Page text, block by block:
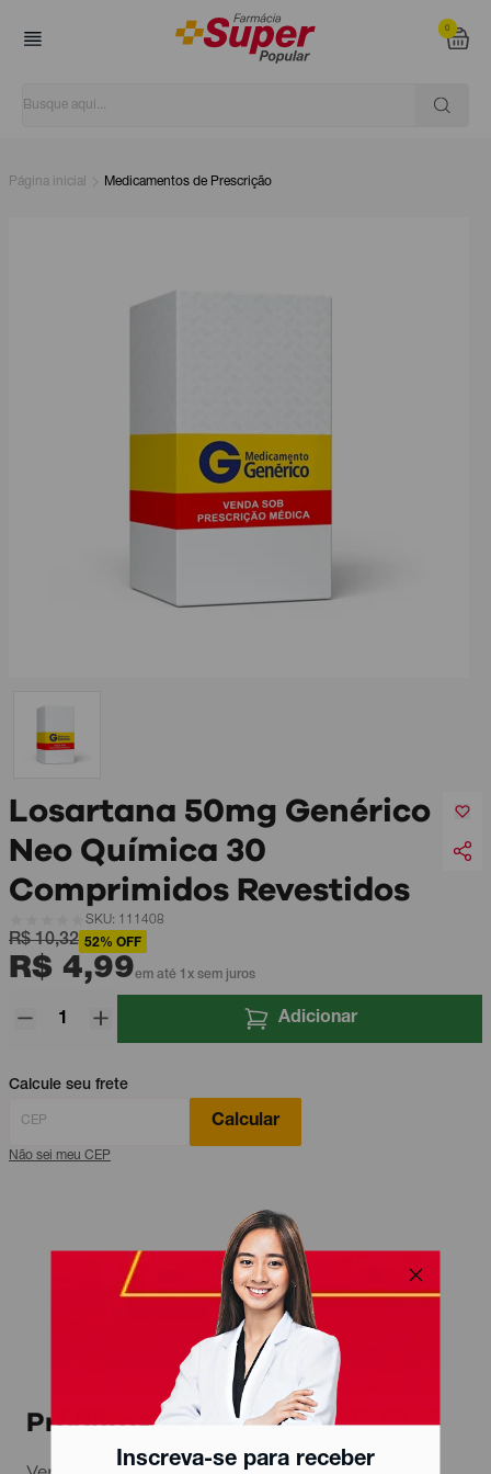
0
Inscreva-se para receber
Página inicial Medicamentos de Prescrição
Losartana 50mg Genérico
Neo Química 30
Comprimidos Revestidos
SKU: 111408
R$ 10,32 52% OFF
R$ 4,99em até 1x sem juros
Adicionar
Calcule seu frete
Calcular
Não sei meu CEP
Produtos relacionados